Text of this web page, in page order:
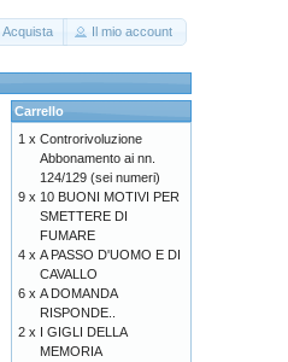
Acquista Il mio account
Carrello
1 x Controrivoluzione
Abbonamento ai nn.
124/129 (sei numeri)
9 x 10 BUONI MOTIVI PER
SMETTERE DI
FUMARE
4 x A PASSO D'UOMO E DI
CAVALLO
6 x A DOMANDA
RISPONDE..
2 x I GIGLI DELLA
MEMORIA